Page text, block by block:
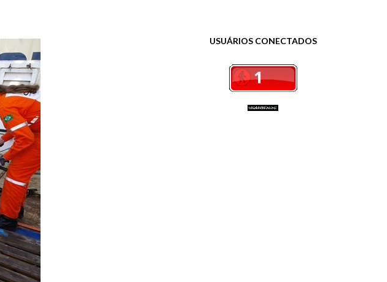
USUÁRIOS CONECTADOS